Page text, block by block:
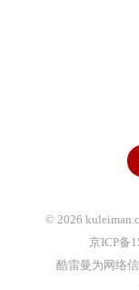
© 2026
京ICP备
酷雷曼为网络